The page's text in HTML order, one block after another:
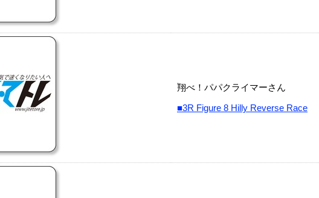
翔べ！パパクライマーさん
■3R Figure 8 Hilly Reverse Race